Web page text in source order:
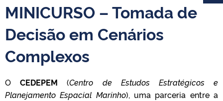
TELEFONES
MINICURSO – Tomada de
Decisão em Cenários
Complexos
OCEDEPEM (Centro de Estudos Estratégicos e
Planejamento Espacial Marinho), uma parceria entre a